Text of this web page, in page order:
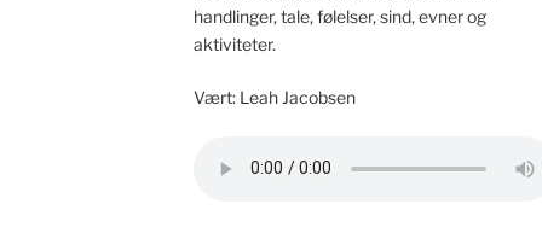
handlinger, tale, følelser, sind, evner og
aktiviteter.
Vært: Leah Jacobsen